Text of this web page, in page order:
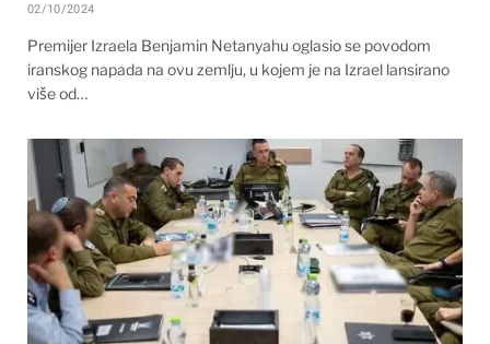
02/10/2024
Premijer Izraela Benjamin Netanyahu oglasio se povodom
iranskog napada na ovu zemlju, u kojem je na Izrael lansirano
više od…